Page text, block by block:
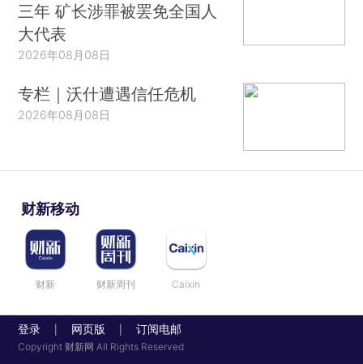
三年 矿长涉罪被罢免全国人
大代表
2026年08月08日
专栏｜沃什遭遇信任危机
2026年08月08日
财新移动
财新 财新周刊 Caixin
登录 网页版 订阅电邮
Copyright 财新网 All Rights Reserved